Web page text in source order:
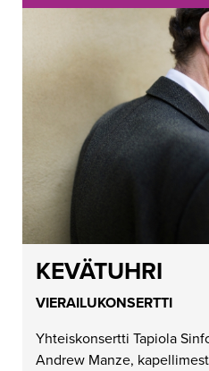
KEVÄTUHRI
VIERAILUKONSERTTI
Yhteiskonsertti Tapiola
Andrew Manze,